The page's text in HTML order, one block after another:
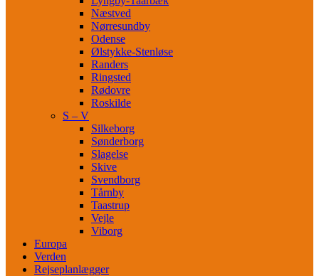
Næstved
Nørresundby
Odense
Ølstykke-Stenløse
Randers
Ringsted
Rødovre
Roskilde
S – V
Silkeborg
Sønderborg
Slagelse
Skive
Svendborg
Tårnby
Taastrup
Vejle
Viborg
Europa
Verden
Rejseplanlægger